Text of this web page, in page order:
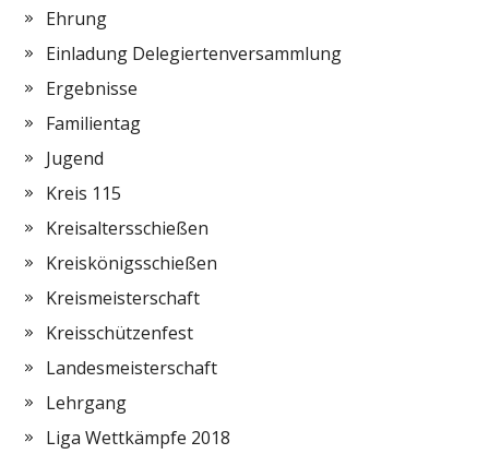
Ehrung
Einladung Delegiertenversammlung
Ergebnisse
Familientag
Jugend
Kreis 115
Kreisaltersschießen
Kreiskönigsschießen
Kreismeisterschaft
Kreisschützenfest
Landesmeisterschaft
Lehrgang
Liga Wettkämpfe 2018